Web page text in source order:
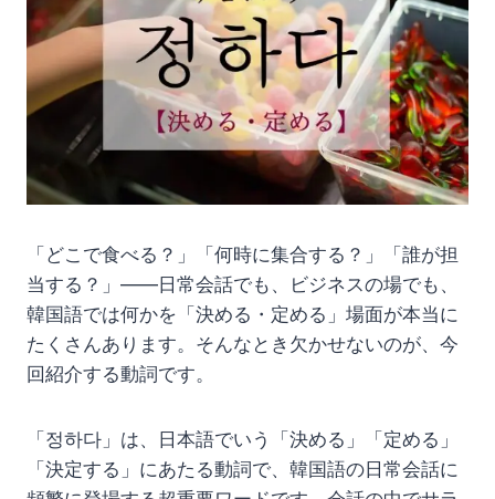
「どこで食べる？」「何時に集合する？」「誰が担
当する？」――日常会話でも、ビジネスの場でも、
韓国語では何かを「決める・定める」場面が本当に
たくさんあります。そんなとき欠かせないのが、今
回紹介する動詞です。
「정하다」は、日本語でいう「決める」「定める」
「決定する」にあたる動詞で、韓国語の日常会話に